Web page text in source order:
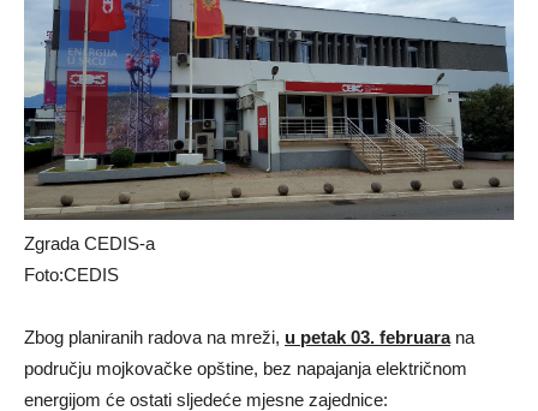
Zgrada CEDIS-a
Foto:CEDIS
Zbog planiranih radova na mreži, u petak 03. februarana
području mojkovačke opštine, bez napajanja električnom
energijom će ostati sljedeće mjesne zajednice: